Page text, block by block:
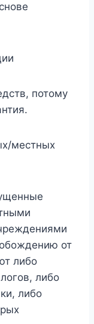
потому
местных
от
либо
либо
либо